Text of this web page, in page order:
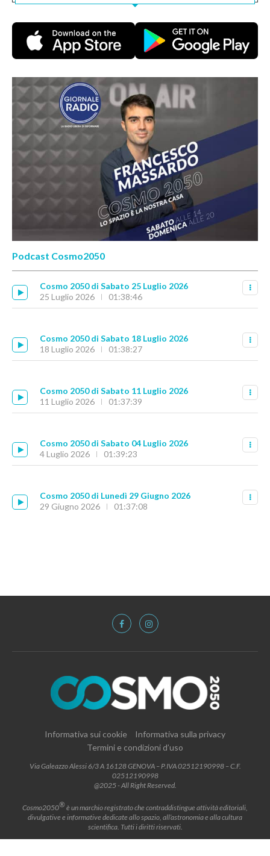
Podcast Cosmo2050
Cosmo 2050 di Sabato 25 Luglio 2026
25 Luglio 2026
01:38:46
Cosmo 2050 di Sabato 18 Luglio 2026
18 Luglio 2026
01:38:27
Cosmo 2050 di Sabato 11 Luglio 2026
11 Luglio 2026
01:37:39
Cosmo 2050 di Sabato 04 Luglio 2026
4 Luglio 2026
01:39:23
Cosmo 2050 di Lunedì 29 Giugno 2026
29 Giugno 2026
01:37:08
Informativa sui cookie
Informativa sulla privacy
Termini e condizioni d’uso
Via Galeazzo Alessi 6/3 A 16128 GENOVA – P.IVA 02512190998 – C.F.
02512190998
@2025 - All Right Reserved.
Cosmo2050®è un marchio registrato che contraddistingue attività editoriali,
divulgative e informative dedicate allo spazio, all’astronomia e alla cultura
scientifica. Tutti i diritti riservati.